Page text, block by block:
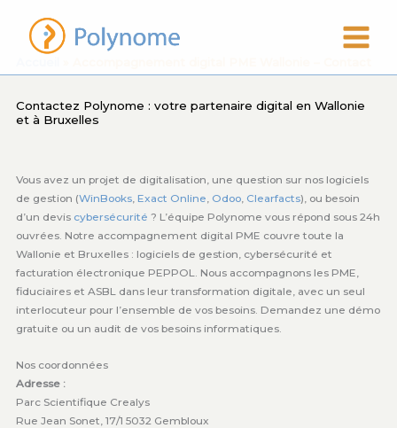
contenu
Contactez Polynome : votre partenaire digital en Wallonie
et à Bruxelles
Vous avez un projet de digitalisation, une question sur nos logiciels
de gestion (WinBooks, Exact Online Odoo, Clearfacts), ou besoin
d’un devis cybersécurité ? L’équipe Polynome vous répond sous 24h
ouvrées. Notre accompagnement digital PME couvre toute la
Wallonie et Bruxelles : logiciels de gestion, cybersécurité et
facturation électronique PEPPOL. Nous accompagnons les PME,
fiduciaires et ASBL dans leur transformation digitale, avec un seul
interlocuteur pour l’ensemble de vos besoins. Demandez une démo
gratuite ou un audit de vos besoins informatiques.
Nos coordonnées
Adresse :
Parc Scientifique Crealys
Rue Jean Sonet, 17/1 5032 Gembloux